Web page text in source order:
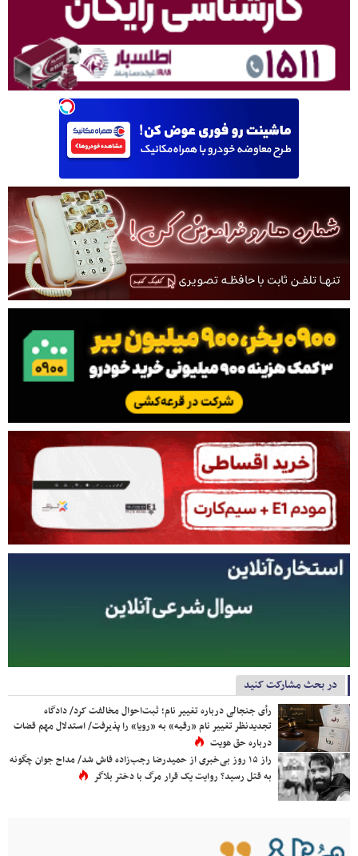
در بحث مشارکت کنید
رأی جنجالی درباره تغییر نام؛ ثبت‌احوال مخالفت کرد/ دادگاه
تجدیدنظر تغییر نام «رقیه» به «رویا» را پذیرفت/ استدلال مهم قضات
درباره حق هویت
راز ۱۵ روز بی‌خبری از حمیدرضا رجب‌زاده فاش شد/ مداح جوان چگونه
به قتل رسید؟ روایت یک قرار مرگ با دختر بلاگر